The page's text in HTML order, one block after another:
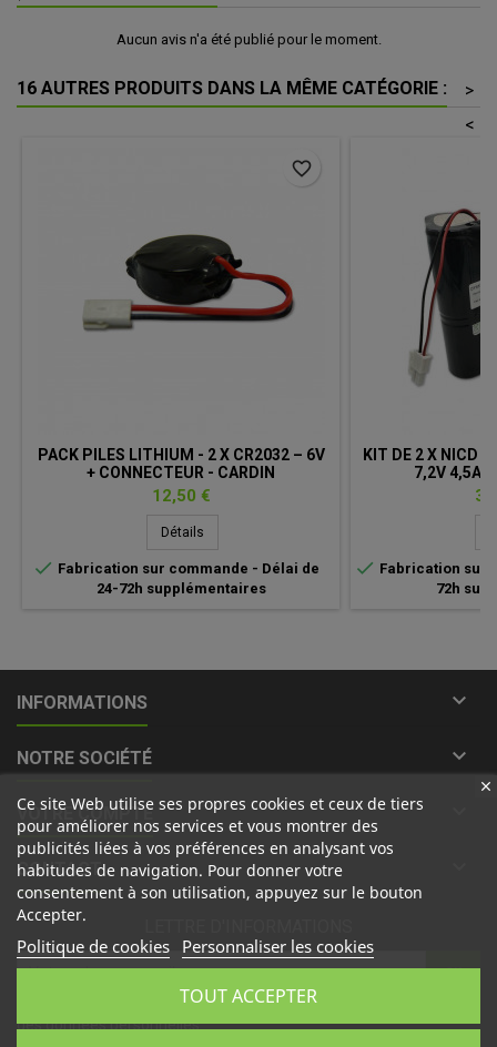
Aucun avis n'a été publié pour le moment.
16 AUTRES PRODUITS DANS LA MÊME CATÉGORIE :
>
<
PACK PILES LITHIUM - 2 X CR2032 – 6V
+ CONNECTEUR - CARDIN
Prix
12,50 €
Détails
 Fabrication sur commande - Délai de
24-72h supplémentaires
favorite_border
KIT DE 2 X NICD
7,2V 4,5AH
 Fabrication sur
72h
INFORMATIONS 
NOTRE SOCIÉTÉ 
VOTRE COMPTE
CONTACT
Ce site Web utilise ses propres cookies et ceux de tiers
pour améliorer nos services et vous montrer des
publicités liées à vos préférences en analysant vos
habitudes de navigation. Pour donner votre
consentement à son utilisation, appuyez sur le bouton
Accepter.
Politique de cookies Personnaliser les cookies
TOUT ACCEPTER
conditions générales et la
des données personnelles